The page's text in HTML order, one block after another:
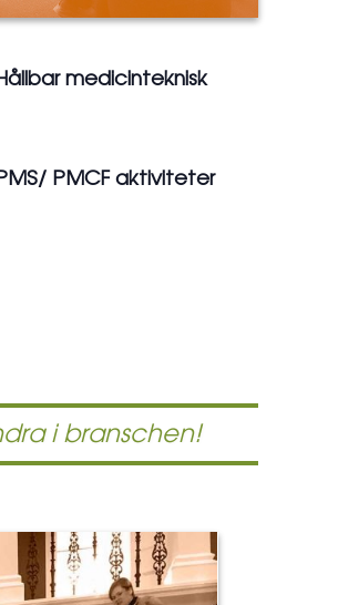
medicinteknisk
PMCF aktiviteter
i branschen!